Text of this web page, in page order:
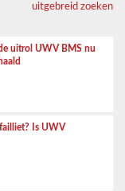
uitgebreid zoeken
uitrol UWV BMS nu
Is UWV